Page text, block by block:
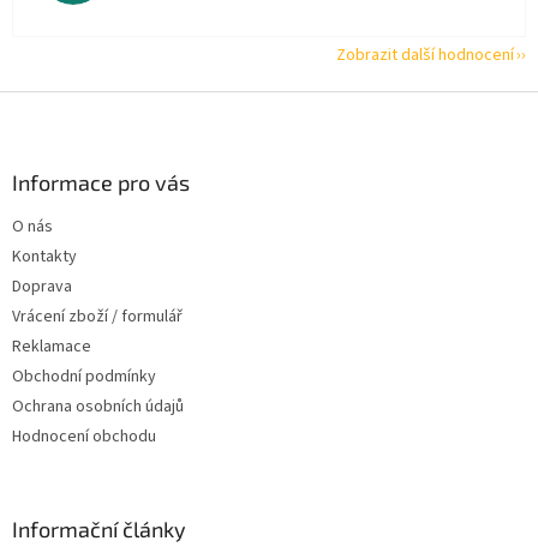
Zobrazit další hodnocení
Informace pro vás
O nás
Kontakty
Doprava
Vrácení zboží / formulář
Reklamace
Obchodní podmínky
Ochrana osobních údajů
Hodnocení obchodu
Informační články